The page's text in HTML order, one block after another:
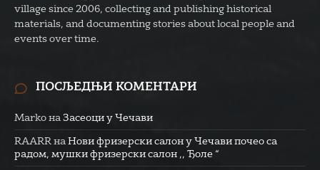
village since 2006, collecting and publishing historical
materials, and documenting stories about local people and
events over time.
ПОСЉЕДЊИ КОМЕНТАРИ
Marko на Засеоци у Чечави
RAARR на Нови фризерски салон у Чечави почео са
радом, мушки фризерски салон ,, Ђоле “